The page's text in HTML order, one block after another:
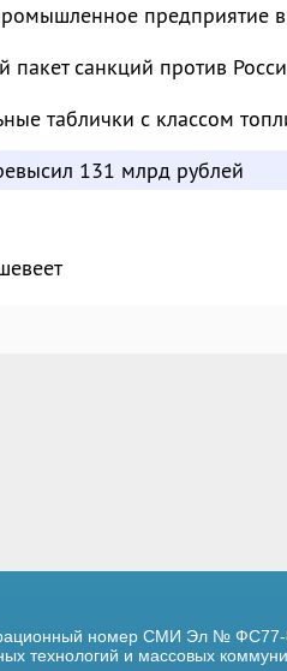
предприятие
пакет санкций против
таблички с классом
131 млрд рублей
номер СМИ Эл № ФС77-
технологий и массовых